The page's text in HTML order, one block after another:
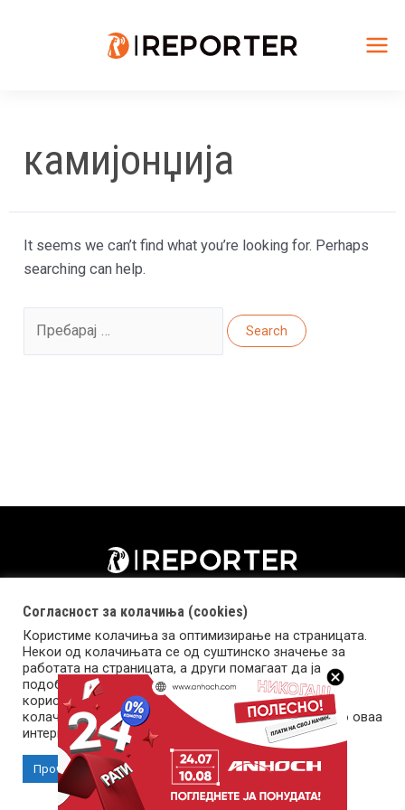
камијонџија
It seems we can’t find what you’re looking for. Perhaps
searching can help.
Copyright © 2026 Reporter.mk | Member of Clip Media Group
Импресум Маркетинг Контакт Услови за користење
Согласност за колачиња (cookies)
Користиме колачиња за оптимизирање на страницата.
Некои од колачињата се од суштинско значење за
работата на страницата, а други помагаат да ја
подобриме оваа интернет страница и вашето
корисничко искуство. Напомена: задолжителните
колачиња се неопходни за користење и пристап до оваа
интернет страница.
Прочитај повеќе Прифати колачиња